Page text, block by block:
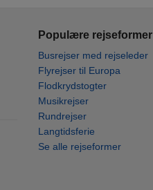
Populære rejseformer
Busrejser med rejseleder
Flyrejser til Europa
Flodkrydstogter
Musikrejser
Rundrejser
Langtidsferie
Se alle rejseformer